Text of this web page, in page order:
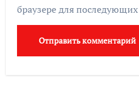
браузере для